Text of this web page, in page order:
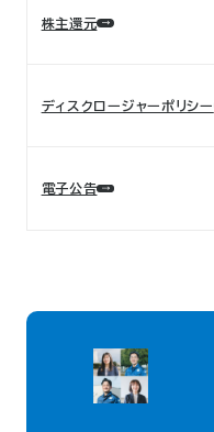
株主還元
ディスクロージャーポリシー
電子公告